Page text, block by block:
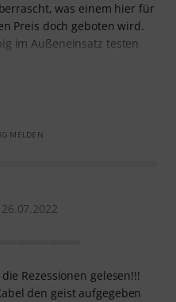
was einem hier für
Preis doch geboten wird.
im Außeneinsatz testen
MELDEN
Rezessionen gelesen!!!
den geist aufgegeben